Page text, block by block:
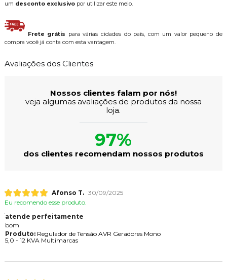
um desconto exclusivopor utilizar este meio.
Frete grátis para várias cidades do país, com um valor pequeno de
compra você já conta com esta vantagem.
Avaliações dos Clientes
Nossos clientes falam por nós!
veja algumas avaliações de produtos da nossa
loja.
97%
dos clientes recomendam nossos produtos
Afonso T. 30/09/2025
Eu recomendo esse produto.
atende perfeitamente
bom
Produto:Regulador de Tensão AVR Geradores Mono
5,0 - 12 KVA Multimarcas